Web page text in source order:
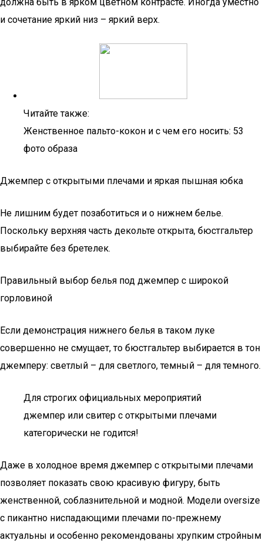
и сочетание яркий низ – яркий верх.
Читайте также:
Женственное пальто-кокон и с чем его носить: 53
фото образа
Джемпер с открытыми плечами и яркая пышная юбка
Не лишним будет позаботиться и о нижнем белье.
Поскольку верхняя часть декольте открыта, бюстгальтер
выбирайте без бретелек.
Правильный выбор белья под джемпер с широкой
горловиной
Если демонстрация нижнего белья в таком луке
совершенно не смущает, то бюстгальтер выбирается в тон
джемперу: светлый – для светлого, темный – для темного.
Для строгих официальных мероприятий
джемпер или свитер с открытыми плечами
категорически не годится!
Даже в холодное время джемпер с открытыми плечами
позволяет показать свою красивую фигуру, быть
женственной, соблазнительной и модной. Модели oversize
с пикантно ниспадающими плечами по-прежнему
актуальны и особенно рекомендованы хрупким стройным